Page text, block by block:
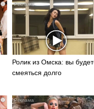
i
Ролик из Омска: вы
смеяться долго
i